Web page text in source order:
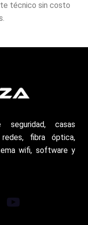
técnico sin costo
seguridad, casas
fibra óptica,
wifi, software y